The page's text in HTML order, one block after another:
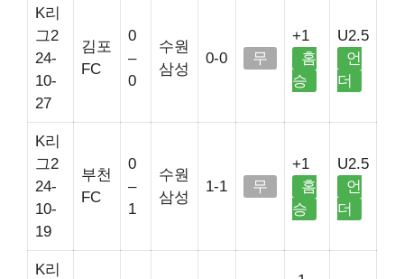
K리
그2
24-
10-
27
김포
FC
0
–
0
수원
삼성
0-0 무
+1
홈
승
U2.5
언
더
K리
그2
24-
10-
19
부천
FC
0
–
1
수원
삼성
1-1 무
+1
홈
승
U2.5
언
더
K리